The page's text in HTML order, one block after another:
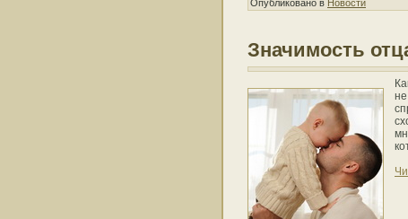
Опубликовано в Новости
Значимость